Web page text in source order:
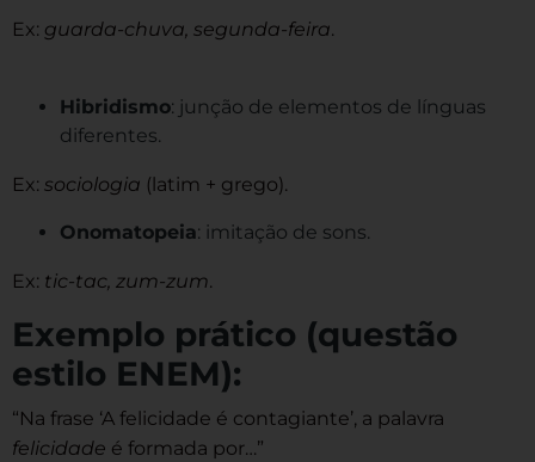
Ex: guarda-chuva, segunda-feira.
Hibridismo: junção de elementos de línguas
diferentes.
Ex: sociologia (latim + grego).
Onomatopeia: imitação de sons.
Ex: tic-tac, zum-zum.
Exemplo prático (questão
estilo ENEM):
“Na frase ‘A felicidade é contagiante’, a palavra
felicidade é formada por…”